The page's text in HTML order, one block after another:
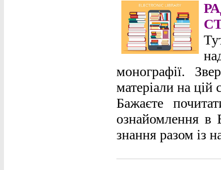
монографії.
матеріали на цій
Бажаєте
ознайомлення в
знання разом із